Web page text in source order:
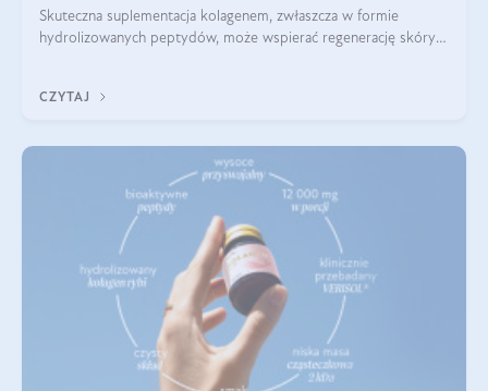
Skuteczna suplementacja kolagenem, zwłaszcza w formie
hydrolizowanych peptydów, może wspierać regenerację skóry i
CZYTAJ